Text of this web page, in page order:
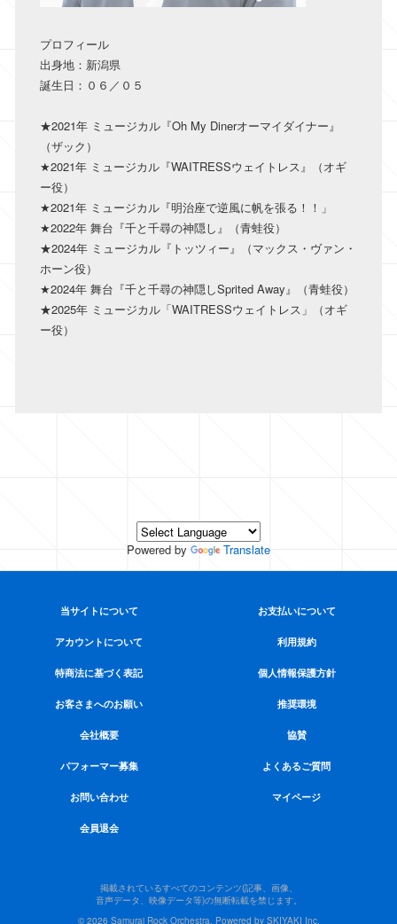
プロフィール
出身地：新潟県
誕生日：０６／０５
​★2021年 ミュージカル『Oh My Dinerオーマイダイナー』
（ザック）
★2021年 ミュージカル『WAITRESSウェイトレス』（オギ
ー役）
★2021年 ミュージカル『明治座で逆風に帆を張る！！」
★2022年 舞台『千と千尋の神隠し』（青蛙役）
★2024年 ミュージカル『トッツィー』（マックス・ヴァン・
ホーン役）
★2024年 舞台『千と千尋の神隠しSprited Away』（青蛙役）
★​2025年 ミュージカル「WAITRESSウェイトレス」（オギ
ー役）
Powered by Translate
当サイトについて お支払いについて
アカウントについて 利用規約
特商法に基づく表記 個人情報保護方針
お客さまへのお願い 推奨環境
会社概要 協賛
パフォーマー募集 よくあるご質問
お問い合わせ マイページ
会員退会
掲載されているすべてのコンテンツ(記事、画像、
音声データ、映像データ等)の無断転載を禁じます。
© 2026 Samurai Rock Orchestra. Powered by SKIYAKI Inc.